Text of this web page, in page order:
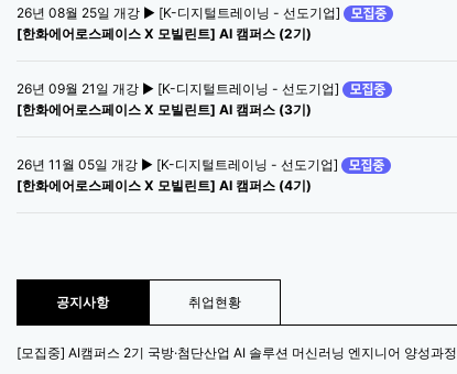
26년 08월 25일 개강 ▶ [K-디지털트레이닝 - 선도기업]
[한화에어로스페이스 X 모빌린트] AI 캠퍼스 (2기)
26년 09월 21일 개강 ▶ [K-디지털트레이닝 - 선도기업]
[한화에어로스페이스 X 모빌린트] AI 캠퍼스 (3기)
26년 11월 05일 개강 ▶ [K-디지털트레이닝 - 선도기업]
[한화에어로스페이스 X 모빌린트] AI 캠퍼스 (4기)
공지사항 취업현황
[모집중] AI캠퍼스 2기 국방·첨단산업 AI 솔루션 머신러닝 엔지니어 양성과정